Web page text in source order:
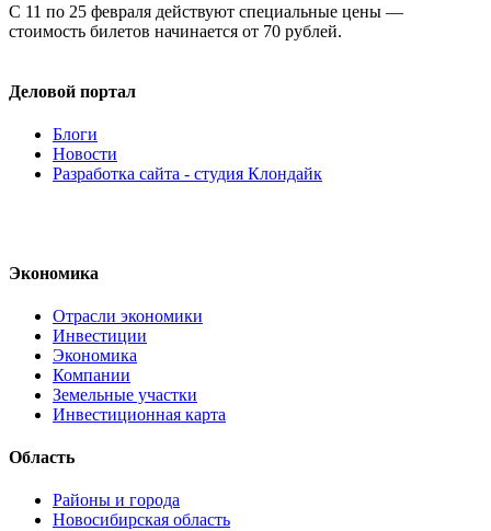
С 11 по 25 февраля действуют специальные цены —
стоимость билетов начинается от 70 рублей.
Деловой портал
Блоги
Новости
Разработка сайта - студия Клондайк
Экономика
Отрасли экономики
Инвестиции
Экономика
Компании
Земельные участки
Инвестиционная карта
Область
Районы и города
Новосибирская область